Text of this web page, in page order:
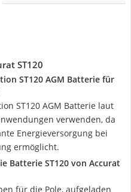
ST120
ST120 AGM Batterie für
ST120 AGM Batterie laut
verwenden, da
Energieversorgung bei
ermöglicht.
Batterie ST120 von Accurat
für die Pole, aufgeladen